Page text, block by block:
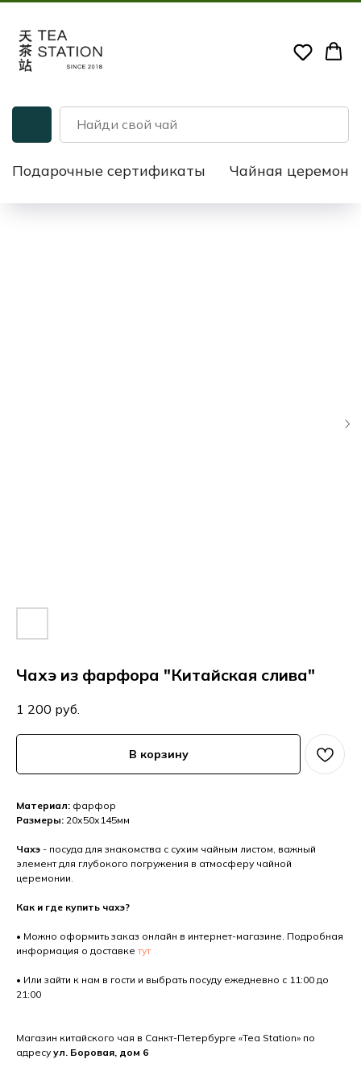
Подарочные сертификаты Чайная
Чахэ из фарфора "Китайская слива"
1 200 руб.
В корзину
Материал: фарфор
Размеры: 20х50х145мм
Чахэ - посуда для знакомства с сухим чайным листом, важный
элемент для глубокого погружения в атмосферу чайной
церемонии.
Как и где купить чахэ?
• Можно оформить заказ онлайн в интернет-магазине. Подробная
информация о доставке тут
• Или зайти к нам в гости и выбрать посуду ежедневно с 11:00 до
21:00
Магазин китайского чая в Санкт-Петербурге «Tea Station» по
адресу ул. Боровая, дом 6